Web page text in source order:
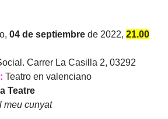
04 de septiembre de 2022, 21.00
Carrer La Casilla 2, 03292
Teatro en valenciano
Teatre
meu cunyat